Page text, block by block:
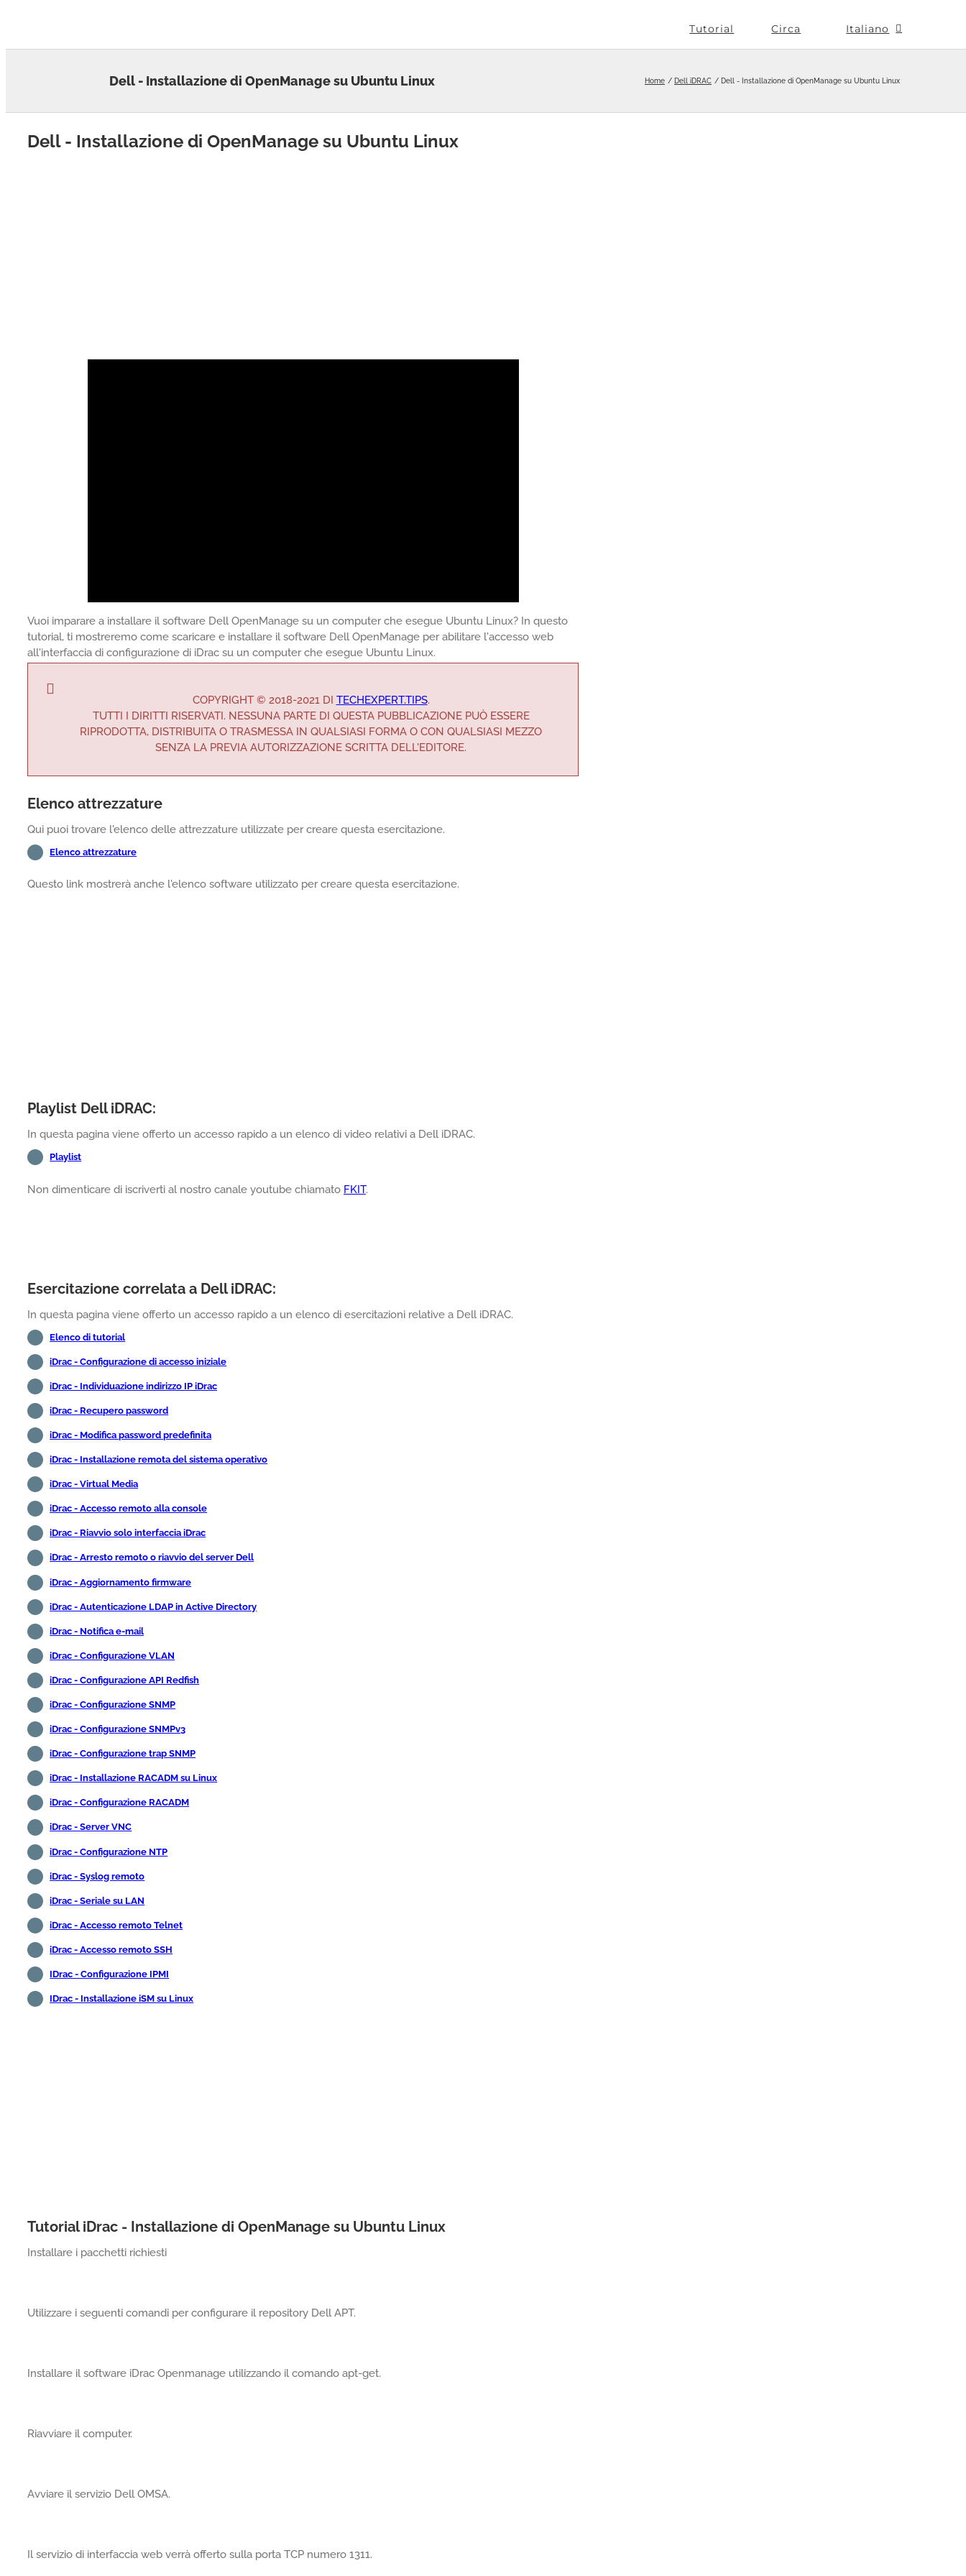
Tutorial Circa Italiano
Dell - Installazione di OpenManage su Ubuntu Linux Home Dell iDRAC Dell - Installazione di OpenManage su Ubuntu Linux
Dell - Installazione di OpenManage su Ubuntu Linux
Vuoi imparare a installare il software Dell OpenManage su un computer che esegue Ubuntu Linux? In questo
tutorial, ti mostreremo come scaricare e installare il software Dell OpenManage per abilitare l'accesso web
all'interfaccia di configurazione di iDrac su un computer che esegue Ubuntu Linux.
COPYRIGHT © 2018-2021 DI TECHEXPERT.TIPS.
TUTTI I DIRITTI RISERVATI. NESSUNA PARTE DI QUESTA PUBBLICAZIONE PUÒ ESSERE
RIPRODOTTA, DISTRIBUITA O TRASMESSA IN QUALSIASI FORMA O CON QUALSIASI MEZZO
SENZA LA PREVIA AUTORIZZAZIONE SCRITTA DELL'EDITORE.
Elenco attrezzature
Qui puoi trovare l'elenco delle attrezzature utilizzate per creare questa esercitazione.
Elenco attrezzature
Questo link mostrerà anche l'elenco software utilizzato per creare questa esercitazione.
Playlist Dell iDRAC:
In questa pagina viene offerto un accesso rapido a un elenco di video relativi a Dell iDRAC.
Playlist
Non dimenticare di iscriverti al nostro canale youtube chiamato FKIT.
Esercitazione correlata a Dell iDRAC:
In questa pagina viene offerto un accesso rapido a un elenco di esercitazioni relative a Dell iDRAC.
Elenco di tutorial
iDrac - Configurazione di accesso iniziale
iDrac - Individuazione indirizzo IP iDrac
iDrac - Recupero password
iDrac - Modifica password predefinita
iDrac - Installazione remota del sistema operativo
iDrac - Virtual Media
iDrac - Accesso remoto alla console
iDrac - Riavvio solo interfaccia iDrac
iDrac - Arresto remoto o riavvio del server Dell
iDrac - Aggiornamento firmware
iDrac - Autenticazione LDAP in Active Directory
iDrac - Notifica e-mail
iDrac - Configurazione VLAN
iDrac - Configurazione API Redfish
iDrac - Configurazione SNMP
iDrac - Configurazione SNMPv3
iDrac - Configurazione trap SNMP
iDrac - Installazione RACADM su Linux
iDrac - Configurazione RACADM
iDrac - Server VNC
iDrac - Configurazione NTP
iDrac - Syslog remoto
iDrac - Seriale su LAN
iDrac - Accesso remoto Telnet
iDrac - Accesso remoto SSH
IDrac - Configurazione IPMI
IDrac - Installazione iSM su Linux
Tutorial iDrac - Installazione di OpenManage su Ubuntu Linux
Installare i pacchetti richiesti
Utilizzare i seguenti comandi per configurare il repository Dell APT.
Installare il software iDrac Openmanage utilizzando il comando apt-get.
Riavviare il computer.
Avviare il servizio Dell OMSA.
Il servizio di interfaccia web verrà offerto sulla porta TCP numero 1311.